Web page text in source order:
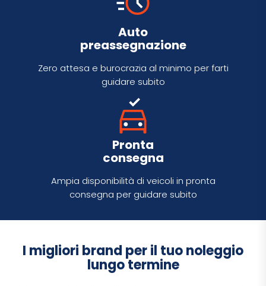
Auto
preassegnazione
Zero attesa e burocrazia al minimo per farti
guidare subito
Pronta
consegna
Ampia disponibilità di veicoli in pronta
consegna per guidare subito
I migliori brand per il tuo noleggio
lungo termine